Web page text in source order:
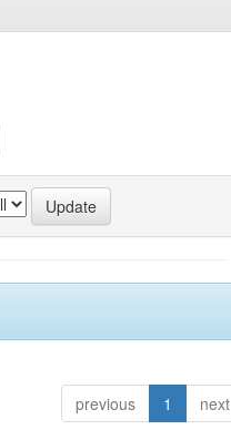
previous 1 next